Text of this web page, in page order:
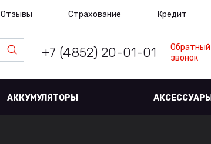
Отзывы Страхование Кредит
+7 (4852) 20-01-01
Обратный
звонок
АККУМУЛЯТОРЫ АКСЕССУАРЫ